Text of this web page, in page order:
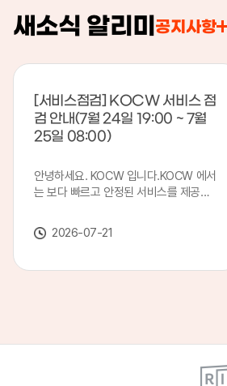
새소식 알리미 공지사항
[서비스점검] KOCW 서비스 점
검 안내(7월 24일 19:00 ~ 7월
25일 08:00)
안녕하세요. KOCW 입니다.KOCW 에서
는 보다 빠르고 안정된 서비스를 제공하
합니다.※ 서비스 점검 작업 일시 : 7월
24일(금) 19:00 ~ 7월 25일(토) 08:00
안 서비스가 일시 중지될 수 있으니, 이
2026-07-21